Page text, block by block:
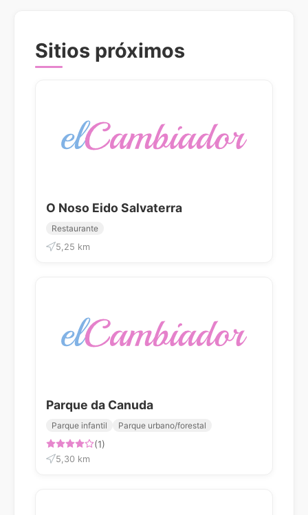
Sitios próximos
O Noso Eido Salvaterra
Restaurante
5,25 km
Parque da Canuda
Parque infantil Parque urbano/forestal
(1)
5,30 km